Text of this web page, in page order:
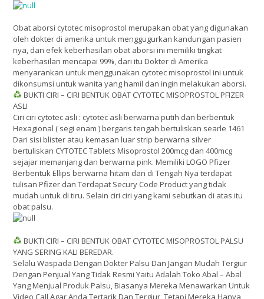
Obat aborsi cytotec misoprostol merupakan obat yang digunakan
oleh dokter di amerika untuk menggugurkan kandungan pasien
nya, dan efek keberhasilan obat aborsi ini memiliki tingkat
keberhasilan mencapai 99%, dari itu Dokter di Amerika
menyarankan untuk menggunakan cytotec misoprostol ini untuk
dikonsumsi untuk wanita yang hamil dan ingin melakukan aborsi.
BUKTI CIRI – CIRI BENTUK OBAT CYTOTEC MISOPROSTOL PFIZER
ASLI
Ciri ciri cytotec asli : cytotec asli berwarna putih dan berbentuk
Hexagional ( segi enam ) bergaris tengah bertuliskan searle 1461
Dari sisi blister atau kemasan luar strip berwarna silver
bertuliskan CYTOTEC Tablets Misoprostol 200mcg dan 400mcg
sejajar memanjang dan berwarna pink. Memiliki LOGO Pfizer
Berbentuk Ellips berwarna hitam dan di Tengah Nya terdapat
tulisan Pfizer dan Terdapat Secury Code Product yang tidak
mudah untuk di tiru. Selain ciri ciri yang kami sebutkan di atas itu
obat palsu.
BUKTI CIRI – CIRI BENTUK OBAT CYTOTEC MISOPROSTOL PALSU
YANG SERING KALI BEREDAR.
Selalu Waspada Dengan Dokter Palsu Dan Jangan Mudah Tergiur
Dengan Penjual Yang Tidak Resmi Yaitu Adalah Toko Abal – Abal
Yang Menjual Produk Palsu, Biasanya Mereka Menawarkan Untuk
Video Call Agar Anda Tertarik Dan Tergiur, Tetapi Mereka Hanya